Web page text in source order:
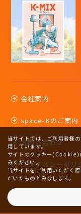
会社案内
space-Kのご案内
お問い合わせ
プライバシーポリ
当サイトでは、ご利用者様
用しています。
サイトのクッキー(Cookie)
みください。
当サイトをご利用いただく
だいたものとみなします。